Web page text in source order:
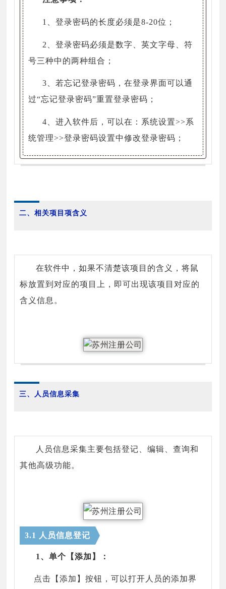
1、登录密码的长度必须是8-20位；
2、登录密码必须是数字、英文字母、符
号三种中的两种组合；
3、若忘记登录密码，在登录界面可以通
过“忘记登录密码”重置登录密码；
4、进入软件后，可以在：系统设置>>系
统管理>>登录密码设置中修改登录密码；
二、相关项目项含义
在软件中，如果不清楚该项目的含义，将鼠
标放置到对应的项目上，即可出现该项目对应的
含义信息。
三、人员信息采集
人员信息采集主要包括登记、编辑、查询和
其他高级功能。
3.1 人员信息登记
1、单个【添加】：
点击【添加】按钮，可以打开人员的添加界